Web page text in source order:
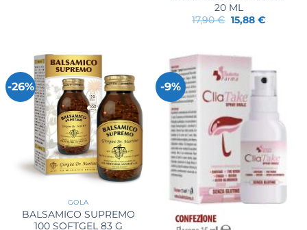
20 ML
17,90€ Il
prezzo
17,90 €.
15,88 €Il
-26%
GOLA
BALSAMICO SUPREMO
100 SOFTGEL 83 G
-9%